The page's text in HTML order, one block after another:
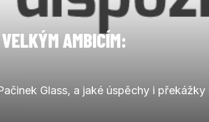
AMBICÍM:
Glass, a jaké úspěchy i překážky